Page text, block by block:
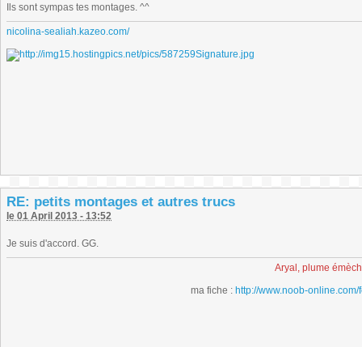
Ils sont sympas tes montages. ^^
nicolina-sealiah.kazeo.com/
RE: petits montages et autres trucs
le 01 April 2013 - 13:52
Je suis d'accord. GG.
Aryal, plume
ma fiche : http://www.noob-